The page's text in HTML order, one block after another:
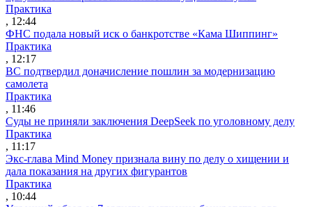
Практика
, 12:44
ФНС подала новый иск о банкротстве «Кама Шиппинг»
Практика
, 12:17
ВС подтвердил доначисление пошлин за модернизацию
самолета
Практика
, 11:46
Суды не приняли заключения DeepSeek по уголовному делу
Практика
, 11:17
Экс-глава Mind Money признала вину по делу о хищении и
дала показания на других фигурантов
Практика
, 10:44